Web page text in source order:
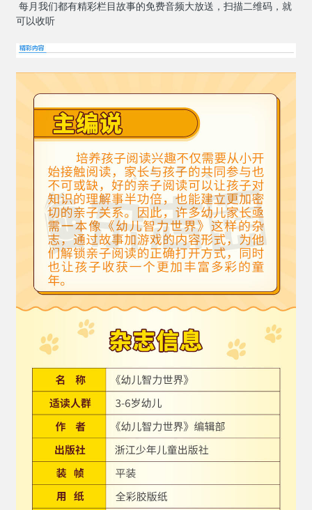
每月我们都有精彩栏目故事的免费音频大放送，扫描二维码，就
可以收听